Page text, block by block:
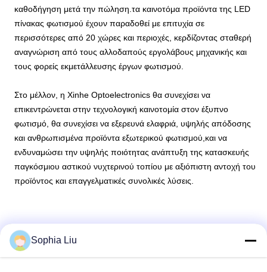
καθοδήγηση μετά την πώληση.τα καινοτόμα προϊόντα της LED
πίνακας φωτισμού έχουν παραδοθεί με επιτυχία σε
περισσότερες από 20 χώρες και περιοχές, κερδίζοντας σταθερή
αναγνώριση από τους αλλοδαπούς εργολάβους μηχανικής και
τους φορείς εκμετάλλευσης έργων φωτισμού.
Στο μέλλον, η Xinhe Optoelectronics θα συνεχίσει να
επικεντρώνεται στην τεχνολογική καινοτομία στον έξυπνο
φωτισμό, θα συνεχίσει να εξερευνά ελαφριά, υψηλής απόδοσης
και ανθρωπισμένα προϊόντα εξωτερικού φωτισμού,και να
ενδυναμώσει την υψηλής ποιότητας ανάπτυξη της κατασκευής
παγκόσμιου αστικού νυχτερινού τοπίου με αξιόπιστη αντοχή του
προϊόντος και επαγγελματικές συνολικές λύσεις.
Recommended Products
Sophia Liu